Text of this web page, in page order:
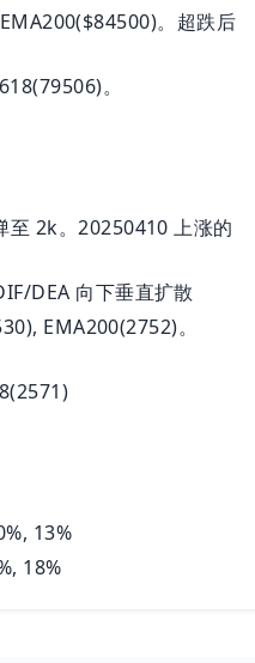
。超跌后
。
至 2k。20250410 上涨的
DEA 向下垂直扩散
EMA200(2752)。
13%
18%